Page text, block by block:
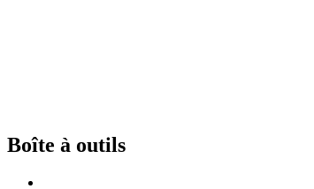
Boîte à outils